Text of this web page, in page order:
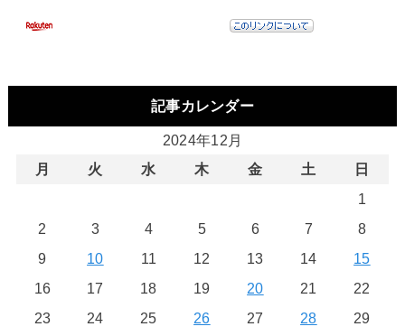
記事カレンダー
2024年12月
月
火 水 木 金 土
日
1
2
3 4 5 6 7
8
9
10 11 12 13 14
15
16
17 18 19 20 21
22
23
24 25 26 27 28
29